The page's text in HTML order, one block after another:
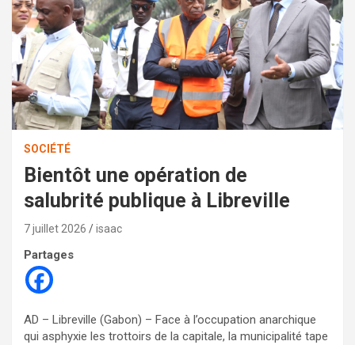
SOCIÉTÉ
Bientôt une opération de
salubrité publique à Libreville
7 juillet 2026 isaac
Partages
AD – Libreville (Gabon) – Face à l’occupation anarchique
qui asphyxie les trottoirs de la capitale, la municipalité tape